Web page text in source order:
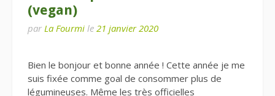
(vegan)
par La Fourmi le 21 janvier 2020
Bien le bonjour et bonne année ! Cette année je me
suis fixée comme goal de consommer plus de
légumineuses. Même les très officielles